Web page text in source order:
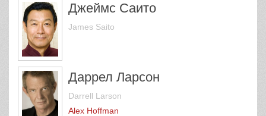
Джеймс Саито
James Saito
Даррел Ларсон
Darrell Larson
Alex Hoffman